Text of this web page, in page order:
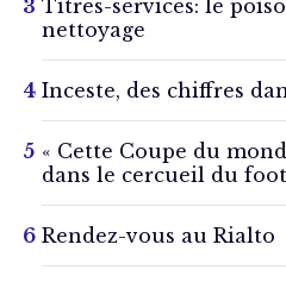
Titres-services: le
nettoyage
Inceste, des chiffres
« Cette Coupe du
dans le cercueil du
Rendez-vous au Rialto